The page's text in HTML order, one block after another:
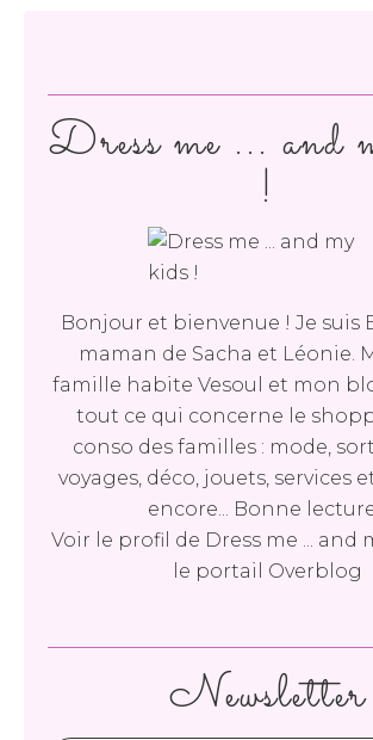
Newsletter
Dress me ... and
!
Bonjour et bienvenue ! Je suis
maman de Sacha et Léonie.
famille habite Vesoul et mon
tout ce qui concerne le
conso des familles : mode,
voyages, déco, jouets, services
encore... Bonne
Voir le profil de Dress me ... and
le portail Overblog